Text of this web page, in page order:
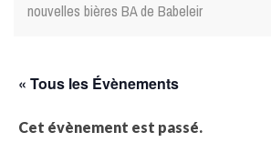
nouvelles bières BA de Babeleir
« Tous les Évènements
Cet évènement est passé.